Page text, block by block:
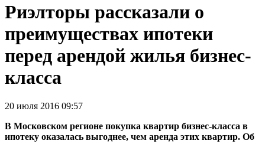
Риэлторы рассказали о
преимуществах ипотеки
перед арендой жилья бизнес-
класса
20 июля 2016 09:57
В Московском регионе покупка квартир бизнес-класса в
ипотеку оказалась выгоднее, чем аренда этих квартир. Об